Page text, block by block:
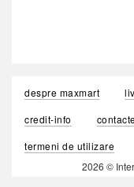
despre maxmart
credit-info
termeni de utilizare
2026 ©